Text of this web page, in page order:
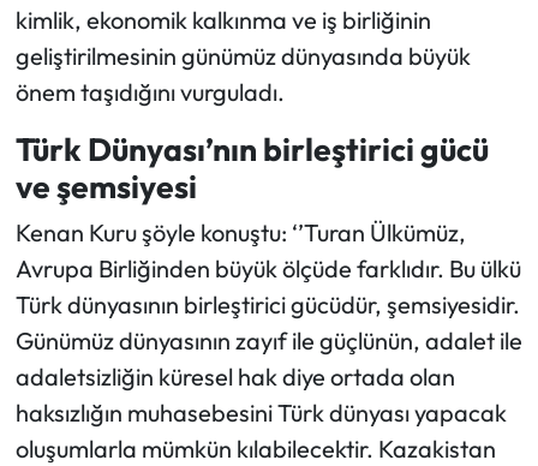
kimlik, ekonomik kalkınma ve iş birliğinin
geliştirilmesinin günümüz dünyasında büyük
önem taşıdığını vurguladı.
Türk Dünyası’nın birleştirici gücü
ve şemsiyesi
Kenan Kuru şöyle konuştu: ‘’Turan Ülkümüz,
Avrupa Birliğinden büyük ölçüde farklıdır. Bu ülkü
Türk dünyasının birleştirici gücüdür, şemsiyesidir.
Günümüz dünyasının zayıf ile güçlünün, adalet ile
adaletsizliğin küresel hak diye ortada olan
haksızlığın muhasebesini Türk dünyası yapacak
oluşumlarla mümkün kılabilecektir. Kazakistan